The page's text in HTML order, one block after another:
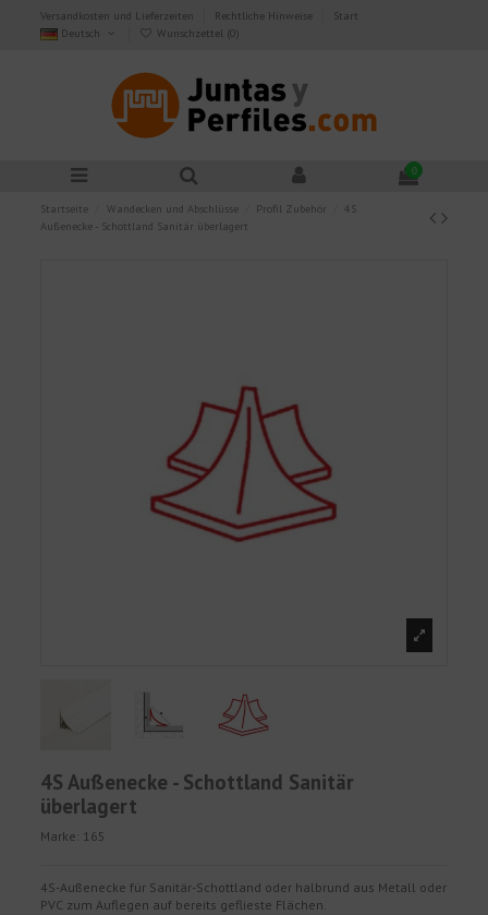
Versandkosten und Lieferzeiten Rechtliche Hinweise
Start
Deutsch
Wunschzettel (0)
0
Startseite Wandecken und Abschlüsse Profil Zubehör
4S
Außenecke - Schottland Sanitär überlagert
4S Außenecke - Schottland Sanitär
überlagert
Marke: 165
4S-Außenecke für Sanitär-Schottland oder halbrund aus Metall oder
PVC zum Auflegen auf bereits geflieste Flächen.